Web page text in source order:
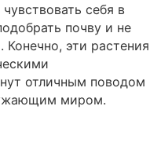
себя в
почву и не
эти растения
отличным поводом
миром.